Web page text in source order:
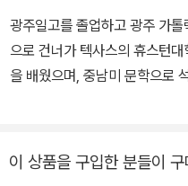
프』(1949)로 문단의 주목을
는 이후 많은 소설집과 시집,
상학적 주제들에 천착한다. 아
986년 마리아 코다마와 결혼했
광주일고를 졸업하고 광주 가
으로 건너가 텍사스의 휴스턴
을 배웠으며, 중남미 문학으로
ogram on Mexico of U.C.L.A
legio de Mexico에서 연구를
이 상품을 구입한 분들이